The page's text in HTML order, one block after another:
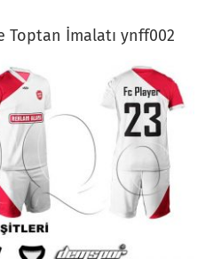
Toptan İmalatı ynff002